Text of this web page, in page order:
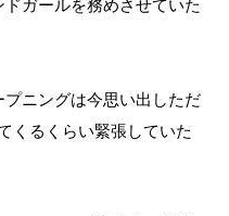
ガールを務めさせていた
ニングは今思い出しただ
くるくらい緊張していた